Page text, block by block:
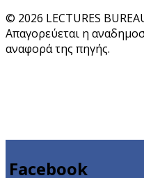
© 2026 LECTURES
Απαγορεύεται η
αναφορά της πηγής.
Facebook